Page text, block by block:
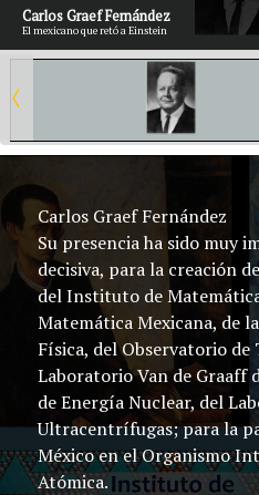
Carlos Graef Fernández
El mexicano que retó a Einstein
Carlos Graef Fernández
Su presencia ha sido muy
decisiva, para la creación
del Instituto de
Matemática Mexicana, de
Física, del Observatorio
Laboratorio Van de Graaff
de Energía Nuclear, del
Ultracentrífugas; para la
México en el Organismo
Atómica.